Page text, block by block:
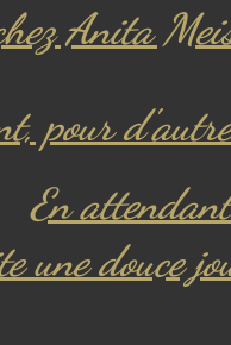
Anita
pour
En
une douce